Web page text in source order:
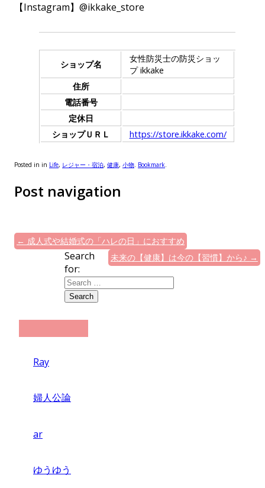
【Instagram】@ikkake_store
ショップ名
女性防災士の防災ショッ
プ ikkake
住所
電話番号
定休日
ショップＵＲＬ
https://store.ikkake.com/
Posted in in Life, レジャー・宿泊, 健康, 小物 Bookmark
Post navigation
← 成人式や結婚式の「ハレの日」におすすめ
未来の【健康】は今の【習慣】から♪ →
Search
for:
Ray
婦人公論
ar
ゆうゆう